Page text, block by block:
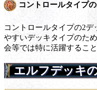
コントロールタイプ
コントロールタイプの2
やすいデッキタイプのた
会等では特に活躍すること
エルフデッキ